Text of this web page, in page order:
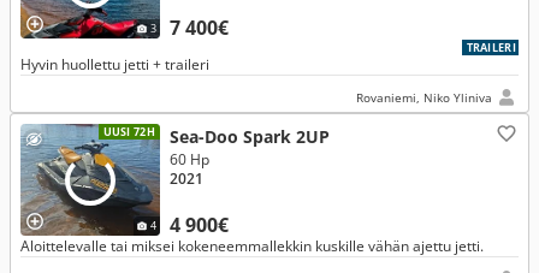
3 7 400€
TRAILERI
Hyvin huollettu jetti + traileri
Rovaniemi, Niko Yliniva
UUSI 72H
4
Sea-Doo Spark 2UP
4 900€
60 Hp
2021
Aloittelevalle tai miksei kokeneemmallekkin kuskille vähän ajettu jetti.